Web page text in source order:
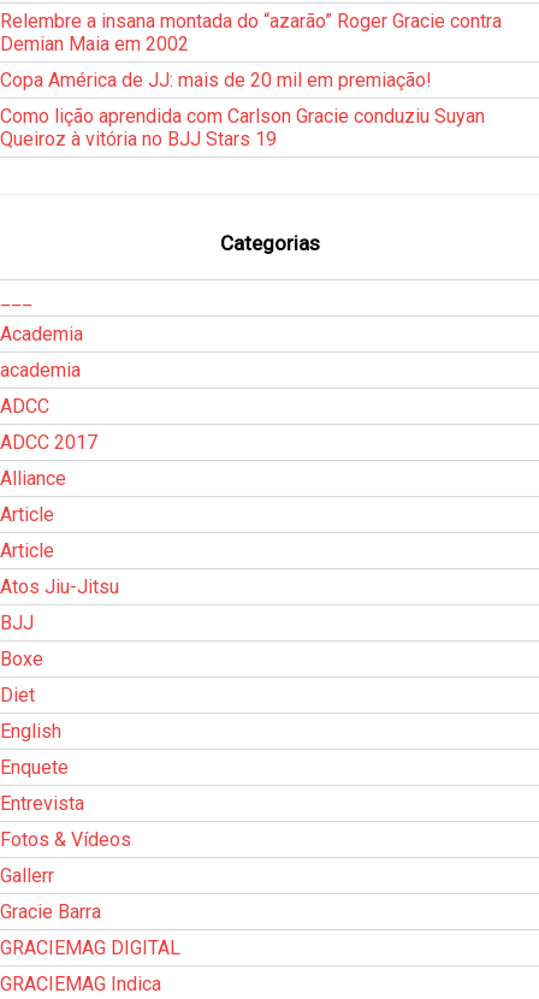
Relembre a insana montada do “azarão” Roger Gracie contra
Demian Maia em 2002
Copa América de JJ: mais de 20 mil em premiação!
Como lição aprendida com Carlson Gracie conduziu Suyan
Queiroz à vitória no BJJ Stars 19
Categorias
Academia
academia
ADCC
ADCC 2017
Alliance
Article
Article
Atos Jiu-Jitsu
BJJ
Boxe
Diet
English
Enquete
Entrevista
Fotos & Vídeos
Gallerr
Gracie Barra
GRACIEMAG DIGITAL
GRACIEMAG Indica